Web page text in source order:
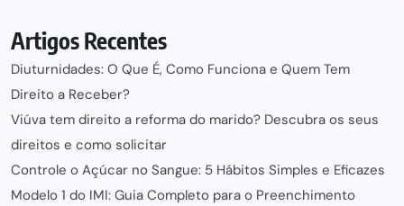
Artigos Recentes
Diuturnidades: O Que É, Como Funciona e Quem Tem
Direito a Receber?
Viúva tem direito a reforma do marido? Descubra os seus
direitos e como solicitar
Controle o Açúcar no Sangue: 5 Hábitos Simples e Eficazes
Modelo 1 do IMI: Guia Completo para o Preenchimento